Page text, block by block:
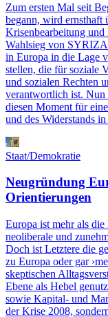
Zum ersten Mal seit
begann, wird ernsthaft
Krisenbearbeitung
Wahlsieg von
in Europa in die Lage
stellen, die für soziale
und sozialen Rechten
verantwortlich ist. Nun
diesen Moment für
und des Widerstands
Staat/Demokratie
Neugründung
Orientierungen
Europa ist mehr als
neoliberale und
Doch ist Letztere die
zu Europa oder gar
skeptischen
Ebene als Hebel
sowie Kapital- und
der Krise 2008,